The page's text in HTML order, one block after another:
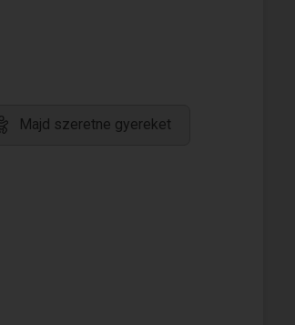
Majd szeretne gyereket